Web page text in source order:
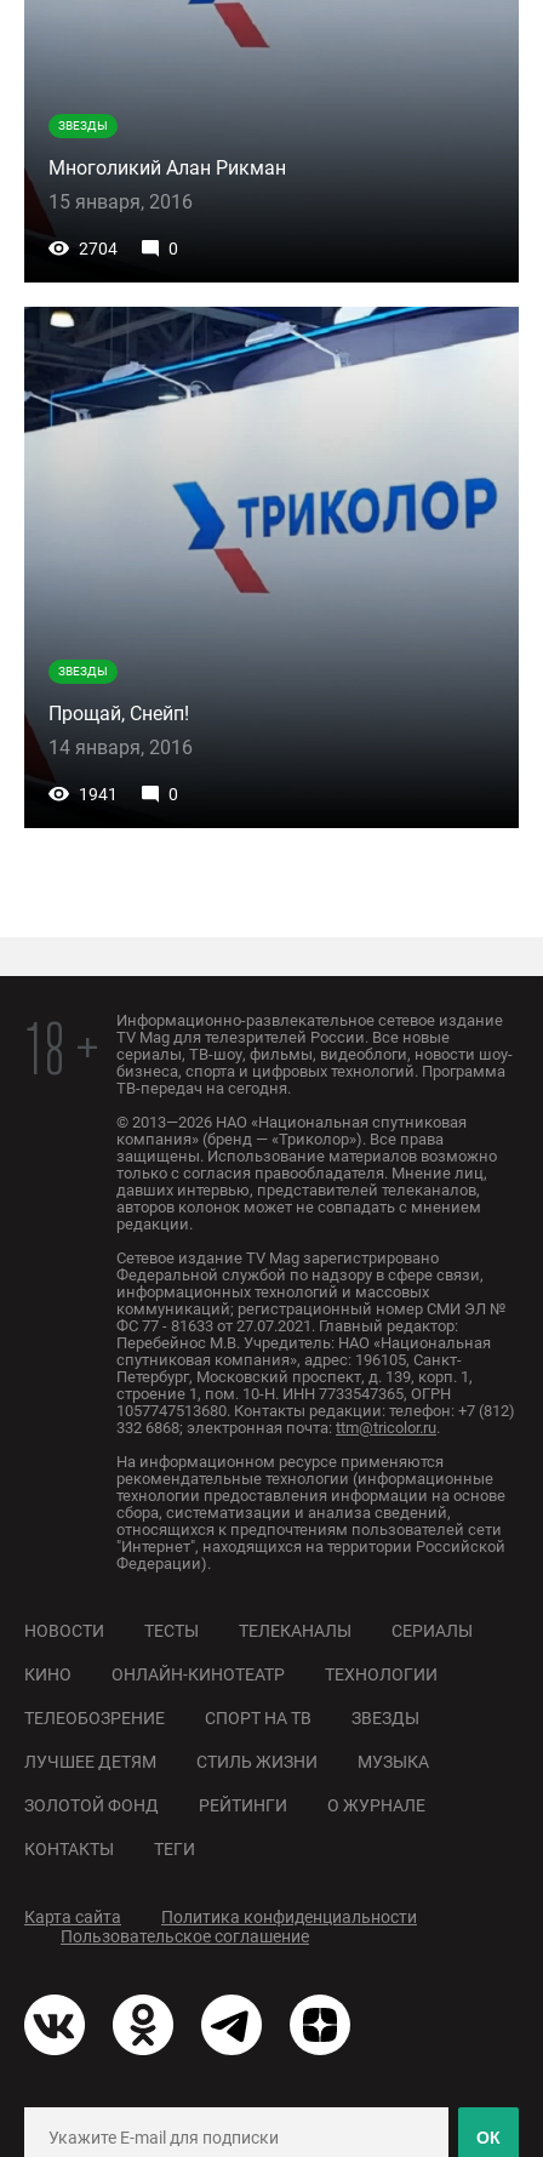
ЗВЕЗДЫ
Многоликий Алан Рикман
15 января, 2016
2704 0
ЗВЕЗДЫ
Прощай, Снейп!
14 января, 2016
1941 0
18 +
Информационно-развлекательное сетевое издание
TV Mag для телезрителей России. Все новые
сериалы, ТВ-шоу, фильмы, видеоблоги, новости шоу-
бизнеса, спорта и цифровых технологий. Программа
ТВ-передач на сегодня.
© 2013—2026 НАО «Национальная спутниковая
компания» (бренд — «Триколор»). Все права
защищены. Использование материалов возможно
только с согласия правообладателя. Мнение лиц,
давших интервью, представителей телеканалов,
авторов колонок может не совпадать с мнением
редакции.
Сетевое издание TV Mag зарегистрировано
Федеральной службой по надзору в сфере связи,
информационных технологий и массовых
коммуникаций; регистрационный номер СМИ ЭЛ №
ФС 77 - 81633 от 27.07.2021. Главный редактор:
Перебейнос М.В. Учредитель: НАО «Национальная
спутниковая компания», адрес: 196105, Санкт-
Петербург, Московский проспект, д. 139, корп. 1,
строение 1, пом. 10-Н. ИНН 7733547365, ОГРН
1057747513680. Контакты редакции: телефон: +7 (812)
332 6868; электронная почта: ttm@tricolor.ru.
На информационном ресурсе применяются
рекомендательные технологии (информационные
технологии предоставления информации на основе
сбора, систематизации и анализа сведений,
относящихся к предпочтениям пользователей сети
"Интернет", находящихся на территории Российской
Федерации).
НОВОСТИ ТЕСТЫ ТЕЛЕКАНАЛЫ СЕРИАЛЫ
КИНО ОНЛАЙН-КИНОТЕАТР ТЕХНОЛОГИИ
ТЕЛЕОБОЗРЕНИЕ СПОРТ НА ТВ ЗВЕЗДЫ
ЛУЧШЕЕ ДЕТЯМ СТИЛЬ ЖИЗНИ МУЗЫКА
ЗОЛОТОЙ ФОНД РЕЙТИНГИ О ЖУРНАЛЕ
КОНТАКТЫ ТЕГИ
Карта сайта
Политика конфиденциальности
Пользовательское соглашение
ОК